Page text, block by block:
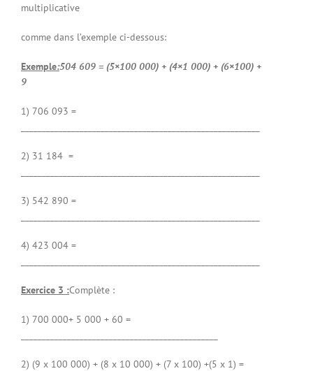
multiplicative
comme dans l’exemple ci-dessous:
Exemple:504 609 = (5×100 000) + (4×1 000) + (6×100) +
9
1) 706 093 =
2) 31 184 =
3) 542 890 =
4) 423 004 =
Exercice 3 :Complète :
1) 700 000+ 5 000 + 60 =
2) (9 x 100 000) + (8 x 10 000) + (7 x 100) +(5 x 1) =